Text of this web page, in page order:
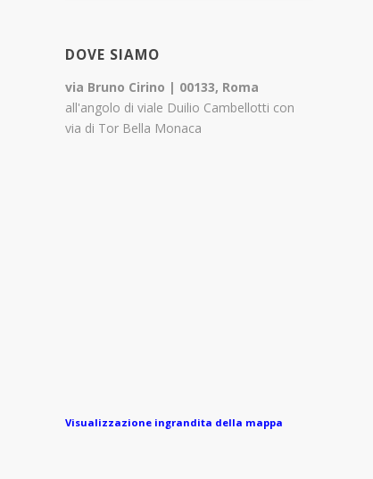
DOVE SIAMO
via Bruno Cirino | 00133, Roma
all'angolo di viale Duilio Cambellotti con
via di Tor Bella Monaca
Visualizzazione ingrandita della mappa